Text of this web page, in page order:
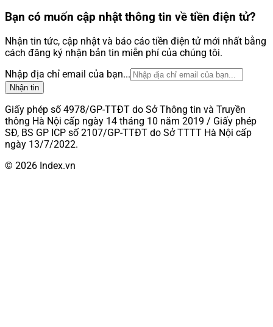
Bạn có muốn cập nhật thông tin về tiền điện tử?
Nhận tin tức, cập nhật và báo cáo tiền điện tử mới nhất bằng
cách đăng ký nhận bản tin miễn phí của chúng tôi.
Nhập địa chỉ email của bạn...
Nhận tin
Giấy phép số 4978/GP-TTĐT do Sở Thông tin và Truyền
thông Hà Nội cấp ngày 14 tháng 10 năm 2019 / Giấy phép
SĐ, BS GP ICP số 2107/GP-TTĐT do Sở TTTT Hà Nội cấp
ngày 13/7/2022.
© 2026 Index.vn